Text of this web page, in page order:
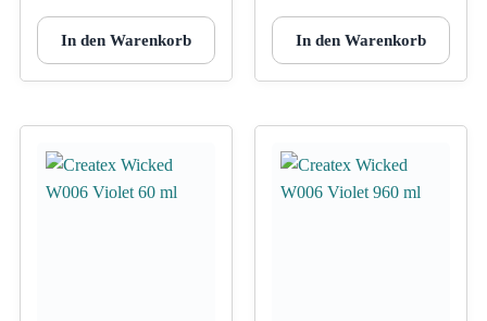
In den Warenkorb In den Warenkorb